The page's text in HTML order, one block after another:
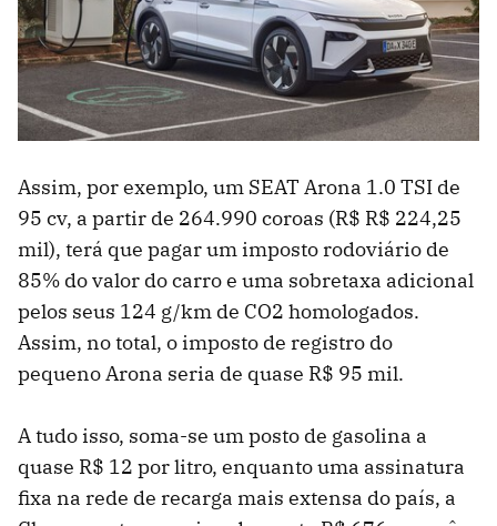
Assim, por exemplo, um SEAT Arona 1.0 TSI de
95 cv, a partir de 264.990 coroas (R$ R$ 224,25
mil), terá que pagar um imposto rodoviário de
85% do valor do carro e uma sobretaxa adicional
pelos seus 124 g/km de CO2 homologados.
Assim, no total, o imposto de registro do
pequeno Arona seria de quase R$ 95 mil.
A tudo isso, soma-se um posto de gasolina a
quase R$ 12 por litro, enquanto uma assinatura
fixa na rede de recarga mais extensa do país, a